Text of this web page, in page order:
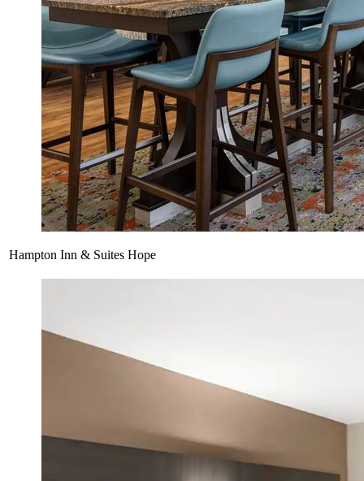
Hampton Inn & Suites Hope